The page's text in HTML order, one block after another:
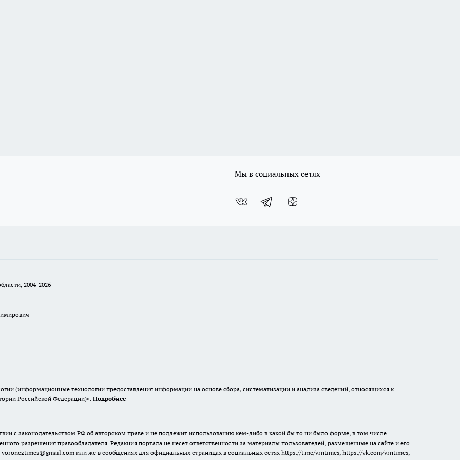
Мы в социальных сетях
2004-2026
(информационные технологии предоставления информации на основе сбора, систематизации и анализа сведений, относящихся к
Российской Федерации)». Подробнее
с законодательством РФ об авторском праве и не подлежит использованию кем-либо в какой бы то ни было форме, в том числе
разрешения правообладателя. Редакция портала не несет ответственности за материалы пользователей, размещенные на сайте и его
или же в сообщениях для официальных страницах в социальных сетях https://t.me/vrntimes, https://vk.com/vrntimes,